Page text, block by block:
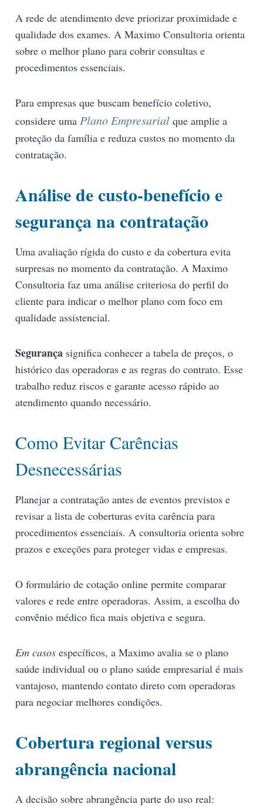
A rede de atendimento deve priorizar proximidade e
qualidade dos exames. A Maximo Consultoria orienta
sobre o melhor plano para cobrir consultas e
procedimentos essenciais.
Para empresas que buscam benefício coletivo,
considere uma Plano Empresarial que amplie a
proteção da família e reduza custos no momento da
contratação.
Análise de custo-benefício e
segurança na contratação
Uma avaliação rígida do custo e da cobertura evita
surpresas no momento da contratação. A Maximo
Consultoria faz uma análise criteriosa do perfil do
cliente para indicar o melhor plano com foco em
qualidade assistencial.
Segurança significa conhecer a tabela de preços, o
histórico das operadoras e as regras do contrato. Esse
trabalho reduz riscos e garante acesso rápido ao
atendimento quando necessário.
Como Evitar Carências
Desnecessárias
Planejar a contratação antes de eventos previstos e
revisar a lista de coberturas evita carência para
procedimentos essenciais. A consultoria orienta sobre
prazos e exceções para proteger vidas e empresas.
O formulário de cotação online permite comparar
valores e rede entre operadoras. Assim, a escolha do
convênio médico fica mais objetiva e segura.
Em casos específicos, a Maximo avalia se o plano
saúde individual ou o plano saúde empresarial é mais
vantajoso, mantendo contato direto com operadoras
para negociar melhores condições.
Cobertura regional versus
abrangência nacional
A decisão sobre abrangência parte do uso real: